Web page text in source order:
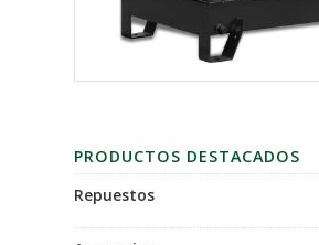
PRODUCTOS DESTACADOS
Repuestos